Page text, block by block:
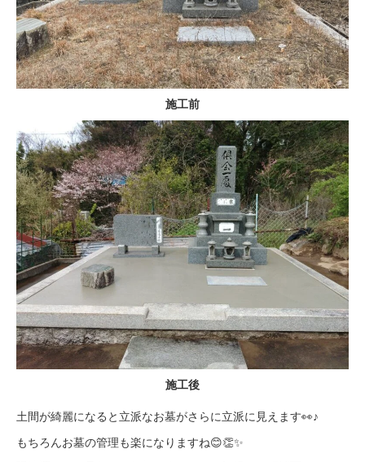
施工前
施工後
土間が綺麗になると立派なお墓がさらに立派に見えます👀♪
もちろんお墓の管理も楽になりますね😊👏✨